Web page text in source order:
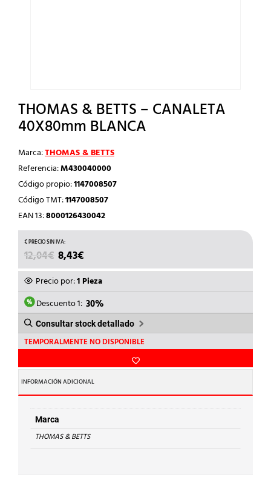
THOMAS & BETTS – CANALETA
40X80mm BLANCA
Marca:THOMAS & BETTS
Referencia:M430040000
Código propio:1147008507
Código TMT:1147008507
EAN 13:8000126430042
12,04€ EL
PRECIO
ORIGINAL
ERA:
12,04€.
8,43€
PRECIO
ACTUAL
ES:
8,43€.
Precio por:1 Pieza
Descuento 1: 30%
Consultar stock detallado
TEMPORALMENTE NO DISPONIBLE
INFORMACIÓN ADICIONAL
Marca
THOMAS & BETTS